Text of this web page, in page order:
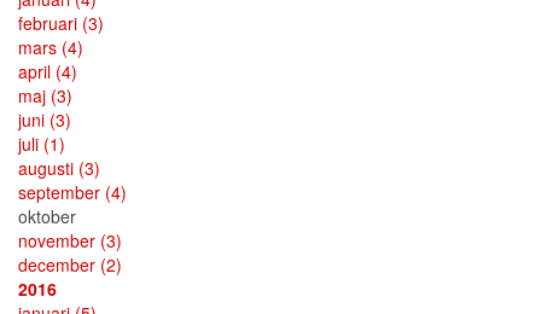
februari (3)
mars (4)
april (4)
maj (3)
juni (3)
juli (1)
augusti (3)
september (4)
oktober
november (3)
december (2)
2016